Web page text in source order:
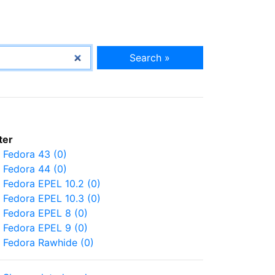
Search »
Fedora 43 (0)
Fedora 44 (0)
Fedora EPEL 10.2 (0)
Fedora EPEL 10.3 (0)
Fedora EPEL 8 (0)
Fedora EPEL 9 (0)
Fedora Rawhide (0)